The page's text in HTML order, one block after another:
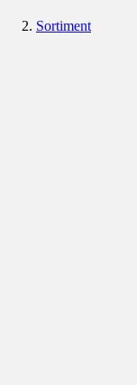
Sortiment